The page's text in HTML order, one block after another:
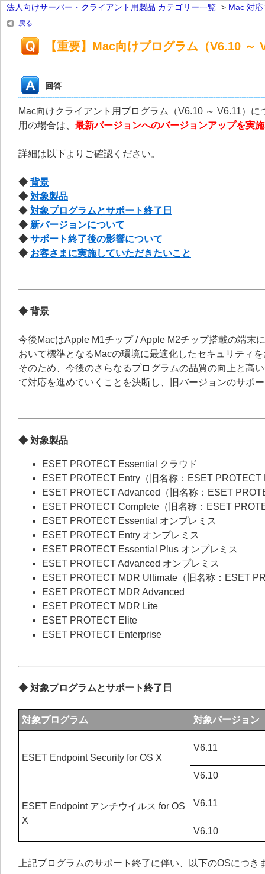
法人向けサーバー・クライアント用製品 カテゴリー一覧 > Mac 対
戻る
【重要】Mac向けプログラム（V6.10
回答
Mac向けクライアント用プログラム（V6.10 ～ V6.11）
用の場合は、 最新バージョンへのバージョンアップを実
詳細は以下よりご確認ください。
◆ 背景
◆ 対象製品
◆ 対象プログラムとサポート終了日
◆ 新バージョンについて
◆ サポート終了後の影響について
◆ お客さまに実施していただきたいこと
◆ 背景
今後MacはApple M1チップ / Apple M2チップ搭載の端末
おいて標準となるMacの環境に最適化したセキュリティ
そのため、今後のさらなるプログラムの品質の向上と高
て対応を進めていくことを決断し、旧バージョンのサポ
◆ 対象製品
ESET PROTECT Essential クラウド
ESET PROTECT Entry（旧名称：ESET PROTECT
ESET PROTECT Advanced（旧名称：ESET
ESET PROTECT Complete（旧名称：ESET
ESET PROTECT Essential オンプレミス
ESET PROTECT Entry オンプレミス
ESET PROTECT Essential Plus オンプレミス
ESET PROTECT Advanced オンプレミス
ESET PROTECT MDR Ultimate（旧名称：ESET
ESET PROTECT MDR Advanced
ESET PROTECT MDR Lite
ESET PROTECT Elite
ESET PROTECT Enterprise
◆ 対象プログラムとサポート終了日
対象プログラム 対象バージョン
ESET Endpoint Security for OS X
V6.11
V6.10
ESET Endpoint アンチウイルス for OS
X
V6.11
V6.10
上記プログラムのサポート終了に伴い、以下のOSにつ